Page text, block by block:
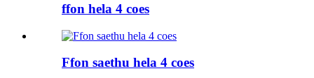
ffon hela 4 coes
Ffon saethu hela 4 coes